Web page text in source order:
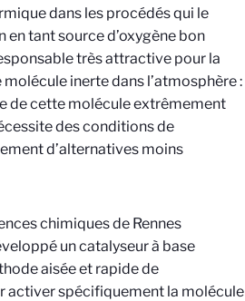
dans les procédés qui le
tant source d’oxygène bon
très attractive pour la
inerte dans l’atmosphère :
de cette molécule extrêmement
des conditions de
d’alternatives moins
chimiques de Rennes
un catalyseur à base
aisée et rapide de
activer spécifiquement la molécule